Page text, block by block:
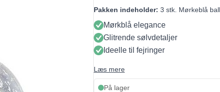
Pakken indeholder: 3 stk. Mørkeblå
Mørkblå elegance
Glitrende sølvdetaljer
Ideelle til fejringer
Læs mere
På lager